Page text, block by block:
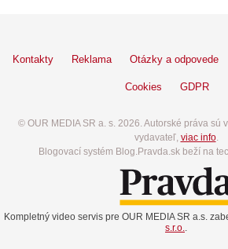
Kontakty Reklama Otázky a odpovede
Cookies GDPR
© OUR MEDIA SR a. s. 2026. Autorské práva sú
vydavateľ, viac info.
Blogovací systém Blog.Pravda.sk beží na
Kompletný video servis pre OUR MEDIA SR a.s.
s.r.o..